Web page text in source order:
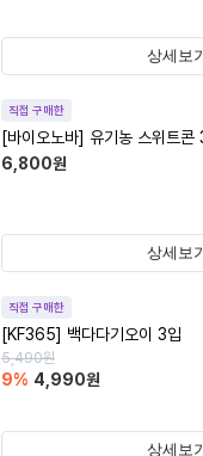
상세보
직접 구매한
[바이오노바] 유기농 스위트
6,800원
상세보
직접 구매한
[KF365] 백다다기오이 3입
5,490원
9% 4,990원
상세보